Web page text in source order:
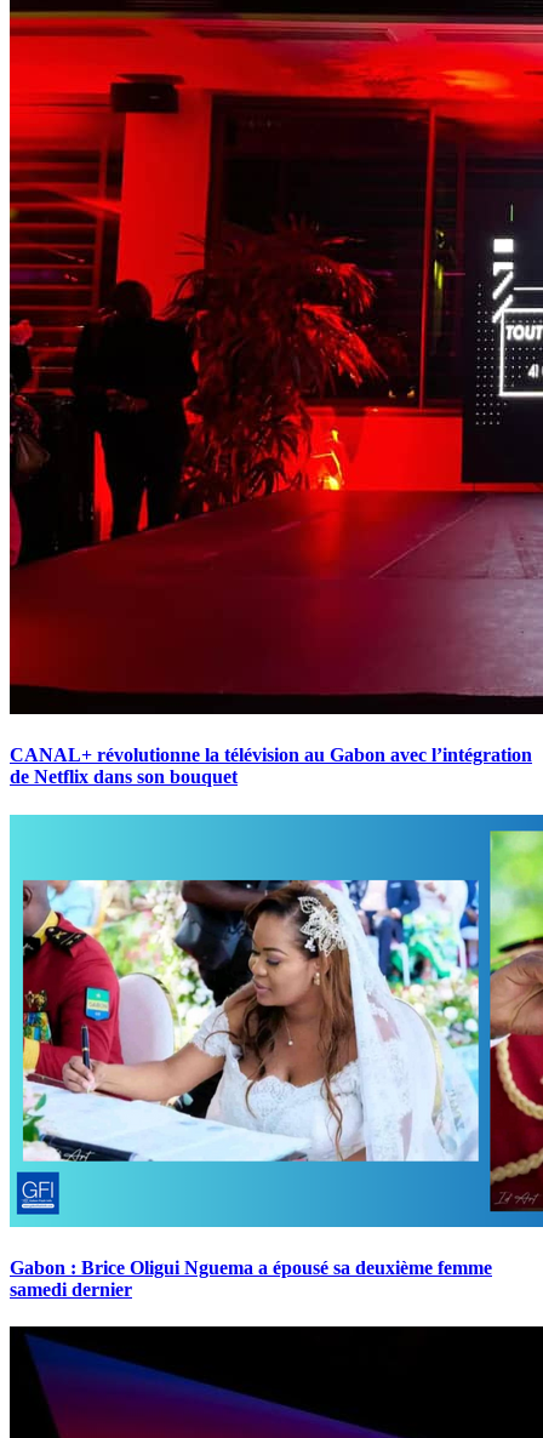
CANAL+ révolutionne la télévision au Gabon avec l’intégration
de Netflix dans son bouquet
Gabon : Brice Oligui Nguema a épousé sa deuxième femme
samedi dernier